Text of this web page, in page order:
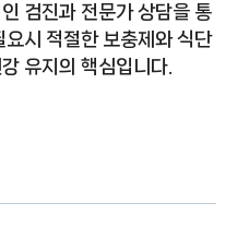
검진과 전문가 상담을 통
시 적절한 보충제와 식단
유지의 핵심입니다.